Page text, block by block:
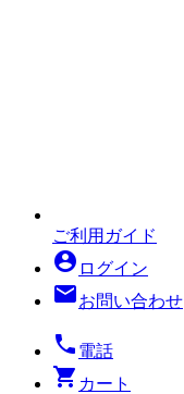
ご利用ガイド
account_circle ログイン
mailお問い合わせ
local_phone 電話
shopping_cart カート